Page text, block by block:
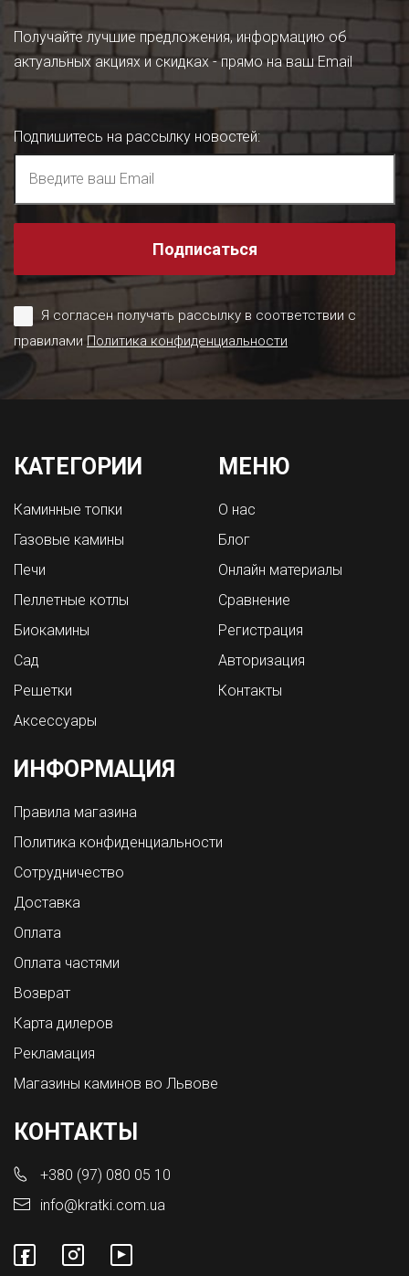
Получайте лучшие предложения, информацию об
актуальных акциях и скидках - прямо на ваш Email
Подпишитесь на рассылку новостей:
Подписаться
Я согласен получать рассылку в соответствии с
правиламиПолитика конфиденциальности
КАТЕГОРИИ
Каминные топки
Газовые камины
Печи
Пеллетные котлы
Биокамины
Сад
Решетки
Аксессуары
МЕНЮ
О нас
Блог
Онлайн материалы
Сравнение
Регистрация
Авторизация
Контакты
ИНФОРМАЦИЯ
Правила магазина
Политика конфиденциальности
Сотрудничество
Доставка
Оплата
Оплата частями
Возврат
Карта дилеров
Рекламация
Магазины каминов во Львове
КОНТАКТЫ
+380 (97) 080 05 10
info@kratki.com.ua